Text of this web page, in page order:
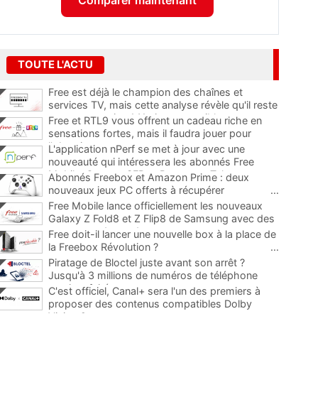
TOUTE L'ACTU
Free est déjà le champion des chaînes et
services TV, mais cette analyse révèle qu'il reste
encore au moins 141 ajouts possibles
Free et RTL9 vous offrent un cadeau riche en
sensations fortes, mais il faudra jouer pour
l'obtenir
L'application nPerf se met à jour avec une
nouveauté qui intéressera les abonnés Free
Mobile, Orange, SFR et Bouygues Telecom
Abonnés Freebox et Amazon Prime : deux
nouveaux jeux PC offerts à récupérer
...
Free Mobile lance officiellement les nouveaux
Galaxy Z Fold8 et Z Flip8 de Samsung avec des
promos et des cadeaux
...
Free doit-il lancer une nouvelle box à la place de
la Freebox Révolution ?
...
Piratage de Bloctel juste avant son arrêt ?
Jusqu'à 3 millions de numéros de téléphone
auraient fuité
C'est officiel, Canal+ sera l'un des premiers à
proposer des contenus compatibles Dolby
Vision 2